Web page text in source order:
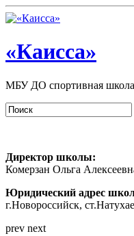
«Каисса»
МБУ ДО спортивная школа
Директор школы:
Комерзан Ольга
Юридический адрес
г.Новороссийск,
prev next